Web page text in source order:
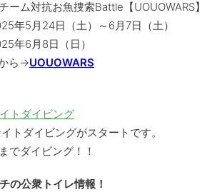
ーム対抗お魚捜索Battle【UOUOWARS】
年5月24日（土）～6月7日（土）
6月8日（日）
ら→UOUOWARS
トダイビング
トダイビングがスタートです。
でダイビング！！
の公衆トイレ情報！